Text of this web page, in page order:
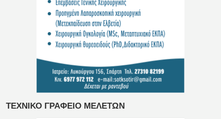
ΤΕΧΝΙΚΟ ΓΡΑΦΕΙΟ ΜΕΛΕΤΩΝ